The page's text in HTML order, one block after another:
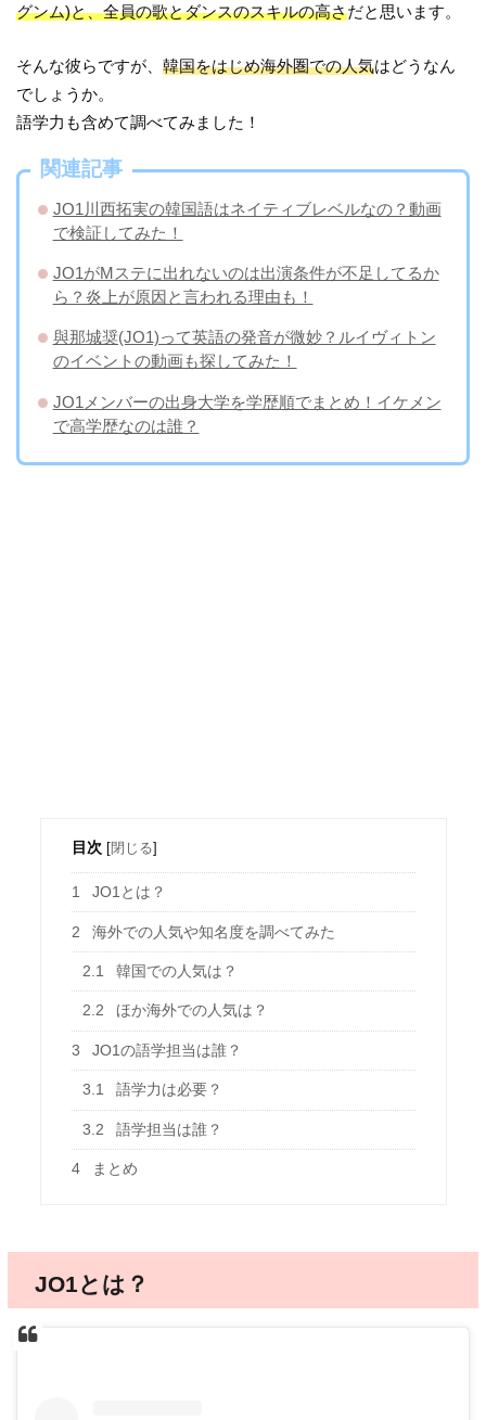
グンム)と、全員の歌とダンスのスキルの高さだと思います。
そんな彼らですが、韓国をはじめ海外圏での人気はどうなん
でしょうか。
語学力も含めて調べてみました！
関連記事
JO1川西拓実の韓国語はネイティブレベルなの？動画
で検証してみた！
JO1がMステに出れないのは出演条件が不足してるか
ら？炎上が原因と言われる理由も！
與那城奨(JO1)って英語の発音が微妙？ルイヴィトン
のイベントの動画も探してみた！
JO1メンバーの出身大学を学歴順でまとめ！イケメン
で高学歴なのは誰？
目次 [閉じる]
1 JO1とは？
2 海外での人気や知名度を調べてみた
2.1 韓国での人気は？
2.2 ほか海外での人気は？
3 JO1の語学担当は誰？
3.1 語学力は必要？
3.2 語学担当は誰？
4 まとめ
JO1とは？